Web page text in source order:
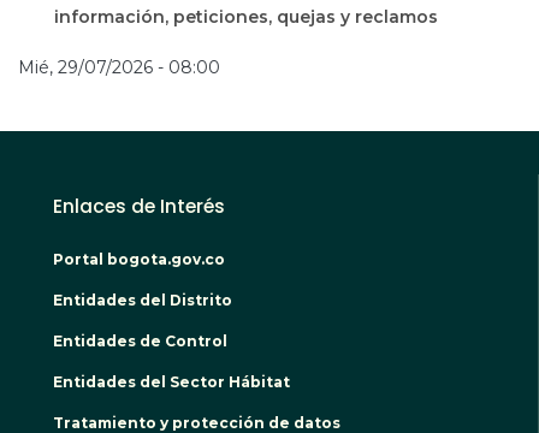
información, peticiones, quejas y reclamos
Mié, 29/07/2026 - 08:00
Enlaces de Interés
Portal bogota.gov.co
Entidades del Distrito
Entidades de Control
Entidades del Sector Hábitat
Tratamiento y protección de datos